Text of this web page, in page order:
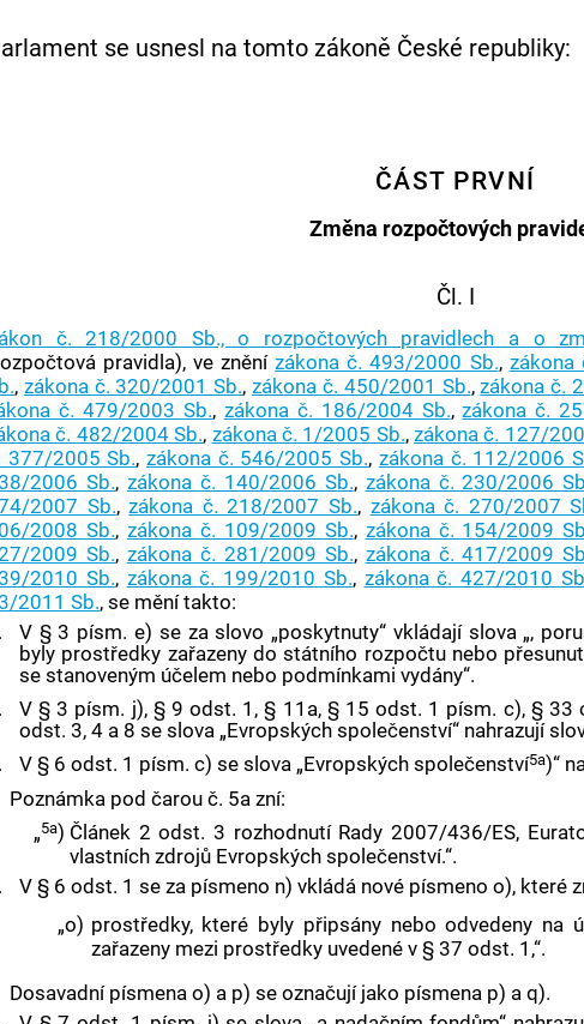
se usnesl na tomto zákoně České republiky:
ČÁST PRVNÍ
Změna rozpočtových
Čl. I
č. 218/2000 Sb., o rozpočtových pravidlech a o
pravidla), ve zněnízákona č. 493/2000 Sb., zákona
, zákona č. 320/2001 Sb.,zákona č. 450/2001 Sb.,zákona č.
č. 479/2003 Sb., zákona č. 186/2004 Sb.,zákona č.
č. 482/2004 Sb., zákona č. 1/2005 Sb.,zákona č. 127/
377/2005 Sb.,zákona č. 546/2005 Sb., zákona č. 112/2006
2006 Sb., zákona č. 140/2006 Sb., zákona č. 230/2006
2007 Sb.,zákona č. 218/2007 Sb., zákona č. 270/2007
2008 Sb., zákona č. 109/2009 Sb., zákona č. 154/2009
2009 Sb., zákona č. 281/2009 Sb., zákona č. 417/2009
2010 Sb., zákona č. 199/2010 Sb., zákona č. 427/2010
2011 Sb., se mění takto:
V § 3 písm. e) se za slovo „poskytnuty“ vkládají slova „,
byly prostředky zařazeny do státního rozpočtu nebo
se stanoveným účelem nebo podmínkami vydány“.
V § 3 písm. j), § 9 odst. 1, § 11a, § 15 odst. 1 písm. c), §
odst. 3, 4 a 8 se slova „Evropských společenství“ nahrazují
V § 6 odst. 1 písm. c) se slova „Evropských společenství5a)“
Poznámka pod čarou č. 5a zní:
„5a) Článek 2 odst. 3 rozhodnutí Rady 2007/436/ES,
vlastních zdrojů Evropských společenství.“.
V § 6 odst. 1 se za písmeno n) vkládá nové písmeno o), které
„o) prostředky, které byly připsány nebo odvedeny na
zařazeny mezi prostředky uvedené v § 37 odst. 1,“.
Dosavadní písmena o) a p) se označují jako písmena p) a q).